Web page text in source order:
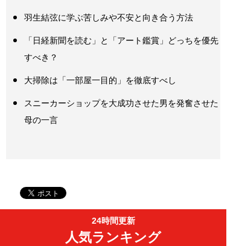
羽生結弦に学ぶ苦しみや不安と向き合う方法
「日経新聞を読む」と「アート鑑賞」どっちを優先
すべき？
大掃除は「一部屋一目的」を徹底すべし
スニーカーショップを大成功させた男を発奮させた
母の一言
24時間更新
人気ランキング